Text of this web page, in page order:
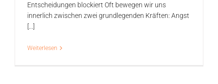
Entscheidungen blockiert Oft bewegen wir uns
innerlich zwischen zwei grundlegenden Kräften: Angst
[...]
Weiterlesen